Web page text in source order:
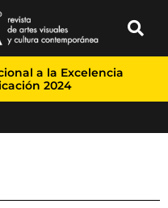
a la Excelencia
2024